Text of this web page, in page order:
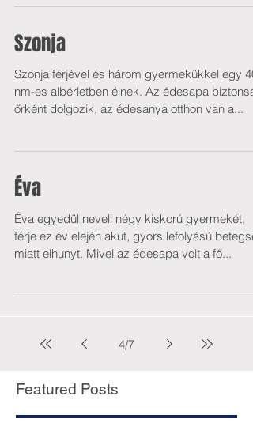
Szonja
Szonja férjével és három gyermekükkel egy 40
nm-es albérletben élnek. Az édesapa
őrként dolgozik, az édesanya otthon van a...
Éva
Éva egyedül neveli négy kiskorú gyermekét,
férje ez év elején akut, gyors lefolyású
miatt elhunyt. Mivel az édesapa volt a fő...
4/7
Featured Posts